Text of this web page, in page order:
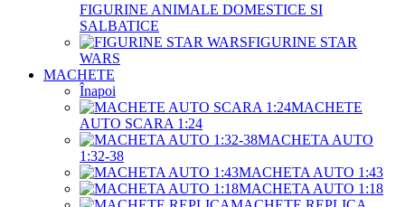
FIGURINE ANIMALE DOMESTICE SI
SALBATICE
FIGURINE STAR
WARS
MACHETE
Înapoi
MACHETE
AUTO SCARA 1:24
MACHETA AUTO
1:32-38
MACHETA AUTO 1:43
MACHETA AUTO 1:18